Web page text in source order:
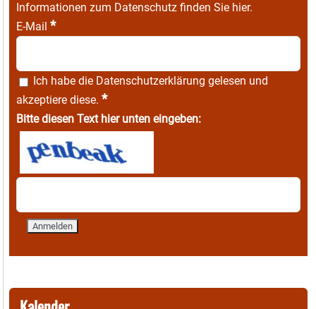
Informationen zum Datenschutz finden Sie hier.
E-Mail *
Ich habe die Datenschutzerklärung gelesen und
akzeptiere diese. *
Bitte diesen Text hier unten eingeben: